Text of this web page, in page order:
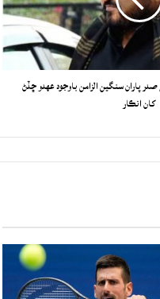
پاران سنگين الزامن باوجود عهدو ڇڏڻ
کان انڪار